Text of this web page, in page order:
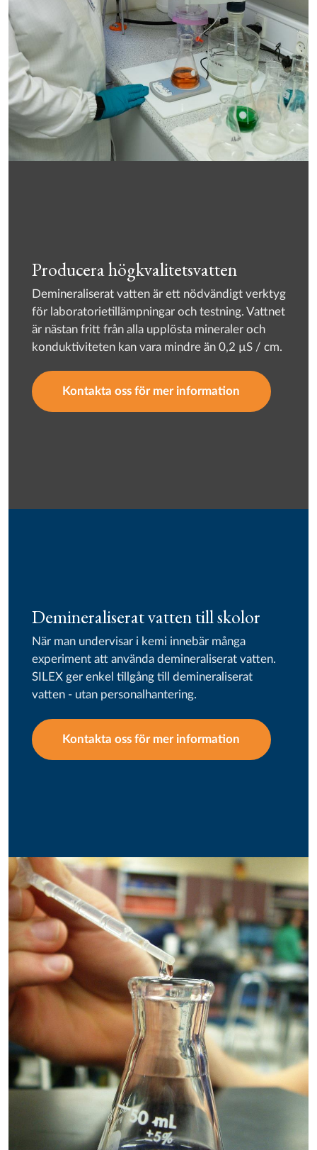
Producera högkvalitetsvatten
Demineraliserat vatten är ett nödvändigt verktyg
för laboratorietillämpningar och testning. Vattnet
är nästan fritt från alla upplösta mineraler och
konduktiviteten kan vara mindre än 0,2 µS / cm.
Kontakta oss för mer information
Demineraliserat vatten till skolor
När man undervisar i kemi innebär många
experiment att använda demineraliserat vatten.
SILEX ger enkel tillgång till demineraliserat
vatten - utan personalhantering.
Kontakta oss för mer information